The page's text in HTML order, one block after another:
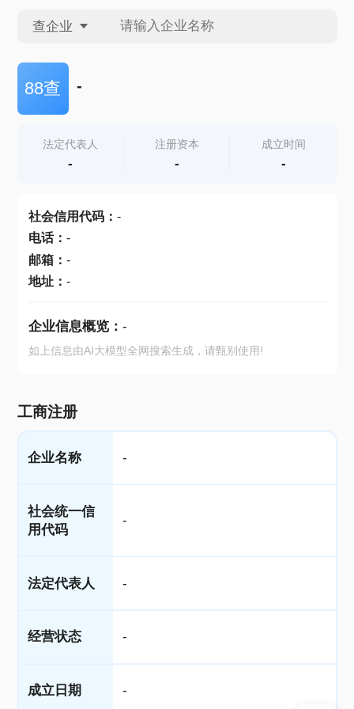
查企业
查企业
查产地
88查 -
法定代表人
-
注册资本
-
成立时间
-
社会信用代码： -
电话： -
邮箱： -
地址： -
企业信息概览： -
如上信息由AI大模型全网搜索生成，请甄别使用!
工商注册
企业名称 -
社会统一信
用代码
-
法定代表人 -
经营状态 -
成立日期 -